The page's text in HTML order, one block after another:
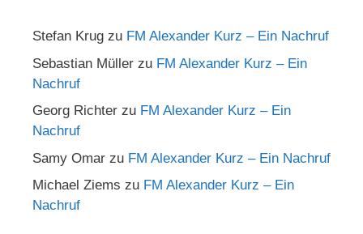
Stefan Krug zu FM Alexander Kurz – Ein Nachruf
Sebastian Müller zu FM Alexander Kurz – Ein
Nachruf
Georg Richter zu FM Alexander Kurz – Ein
Nachruf
Samy Omar zu FM Alexander Kurz – Ein Nachruf
Michael Ziems zu FM Alexander Kurz – Ein
Nachruf